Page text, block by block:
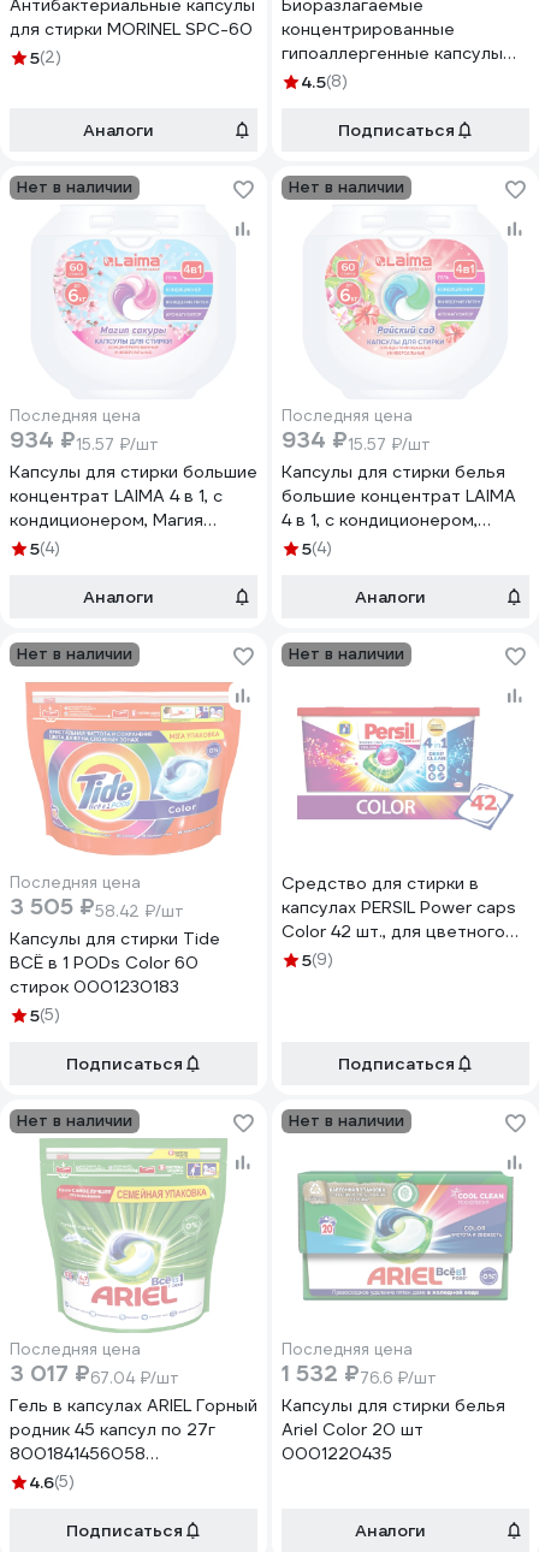
Антибактериальные капсулы
для стирки MORINEL SPC-60
5(2)
Аналоги
Биоразлагаемые
концентрированные
гипоаллергенные капсулы
для стирки SYNERGETIC
4.5(8)
Подписаться
Нет в наличии
Последняя цена
934 ₽15.57 ₽/шт
Капсулы для стирки большие
концентрат LAIMA 4 в 1, с
кондиционером, Магия
сакуры, 60 шт. 608877
5(4)
Аналоги
Нет в наличии
Последняя цена
934 ₽15.57 ₽/шт
Капсулы для стирки белья
большие концентрат LAIMA
4 в 1, с кондиционером,
Райский сад, 60 шт. 608876
5(4)
Аналоги
Нет в наличии
Последняя цена
3 505 ₽58.42 ₽/шт
Капсулы для стирки Tide
ВСЁ в 1 PODs Color 60
стирок 0001230183
5(5)
Подписаться
Нет в наличии
Средство для стирки в
капсулах PERSIL Power caps
Color 42 шт., для цветного
белья 607506
5(9)
Подписаться
Нет в наличии
Последняя цена
3 017 ₽67.04 ₽/шт
Гель в капсулах ARIEL Горный
родник 45 капсул по 27г
8001841456058
0001220372
4.6(5)
Подписаться
Нет в наличии
Последняя цена
1 532 ₽76.6 ₽/шт
Капсулы для стирки белья
Ariel Color 20 шт
0001220435
Аналоги